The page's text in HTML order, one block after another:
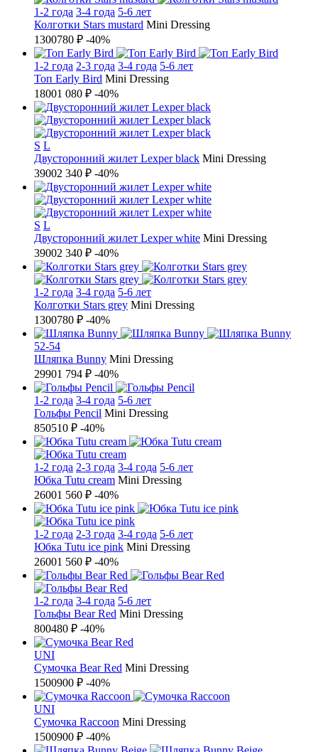
1-2 года 3-4 года 5-6 лет
Колготки Stars mustard Mini Dressing
1300780 ₽ -40%
1-2 года 2-3 года 3-4 года 5-6 лет
Топ Early Bird Mini Dressing
18001 080 ₽ -40%
S L
Двусторонний жилет Lexper black Mini Dressing
39002 340 ₽ -40%
S L
Двусторонний жилет Lexper white Mini Dressing
39002 340 ₽ -40%
1-2 года 3-4 года 5-6 лет
Колготки Stars grey Mini Dressing
1300780 ₽ -40%
52-54
Шляпка Bunny Mini Dressing
29901 794 ₽ -40%
1-2 года 3-4 года 5-6 лет
Гольфы Pencil Mini Dressing
850510 ₽ -40%
1-2 года 2-3 года 3-4 года 5-6 лет
Юбка Tutu cream Mini Dressing
26001 560 ₽ -40%
1-2 года 2-3 года 3-4 года 5-6 лет
Юбка Tutu ice pink Mini Dressing
26001 560 ₽ -40%
1-2 года 3-4 года 5-6 лет
Гольфы Bear Red Mini Dressing
800480 ₽ -40%
UNI
Сумочка Bear Red Mini Dressing
1500900 ₽ -40%
UNI
Сумочка Raccoon Mini Dressing
1500900 ₽ -40%